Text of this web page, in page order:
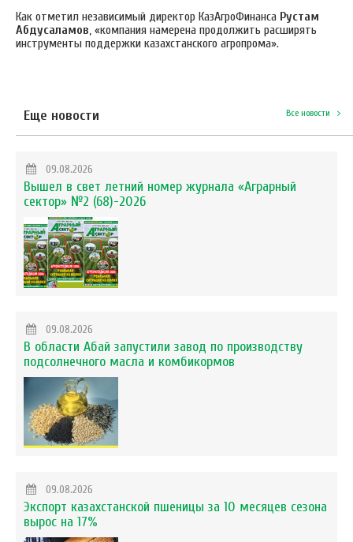
Как отметил независимый директор КазАгроФинанса Рустам
Абдусаламов, «компания намерена продолжить расширять
инструменты поддержки казахстанского агропрома».
Еще новости Все новости
09.08.2026
Вышел в свет летний номер журнала «Аграрный
сектор» №2 (68)-2026
09.08.2026
В области Абай запустили завод по производству
подсолнечного масла и комбикормов
09.08.2026
Экспорт казахстанской пшеницы за 10 месяцев сезона
вырос на 17%